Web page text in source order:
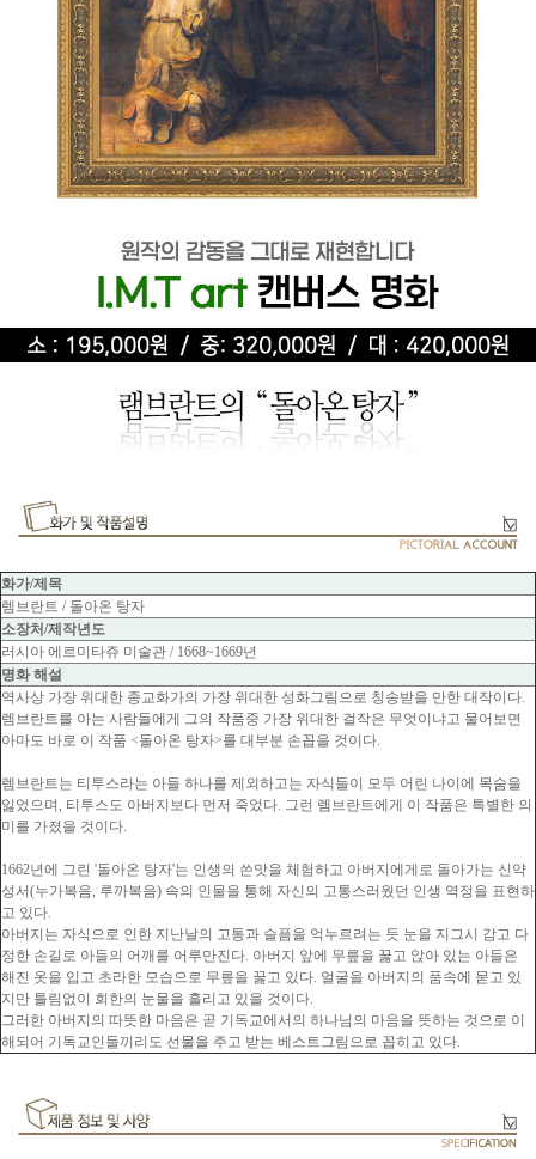
화가/제목
렘브란트 / 돌아온 탕자
소장처/제작년도
러시아 에르미타쥬 미술관 / 1668~1669년
명화 해설
역사상 가장 위대한 종교화가의 가장 위대한 성화그림으로 칭송받을 만한 대작이다.
렘브란트를 아는 사람들에게 그의 작품중 가장 위대한 걸작은 무엇이냐고 물어보면
아마도 바로 이 작품 <돌아온 탕자>를 대부분 손꼽을 것이다.
렘브란트는 티투스라는 아들 하나를 제외하고는 자식들이 모두 어린 나이에 목숨을
잃었으며, 티투스도 아버지보다 먼저 죽었다. 그런 렘브란트에게 이 작품은 특별한 의
미를 가졌을 것이다.
1662년에 그린 '돌아온 탕자'는 인생의 쓴맛을 체험하고 아버지에게로 돌아가는 신약
성서(누가복음, 루까복음) 속의 인물을 통해 자신의 고통스러웠던 인생 역정을 표현하
고 있다.
아버지는 자식으로 인한 지난날의 고통과 슬픔을 억누르려는 듯 눈을 지그시 감고 다
정한 손길로 아들의 어깨를 어루만진다. 아버지 앞에 무릎을 꿇고 앉아 있는 아들은
해진 옷을 입고 초라한 모습으로 무릎을 꿇고 있다. 얼굴을 아버지의 품속에 묻고 있
지만 틀림없이 회한의 눈물을 흘리고 있을 것이다.
그러한 아버지의 따뜻한 마음은 곧 기독교에서의 하나님의 마음을 뜻하는 것으로 이
해되어 기독교인들끼리도 선물을 주고 받는 베스트그림으로 꼽히고 있다.